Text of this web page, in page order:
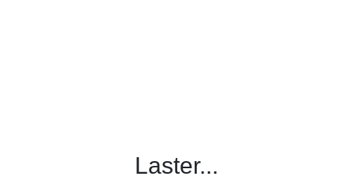
Laster...